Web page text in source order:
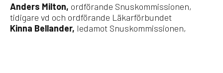
Anders Milton, ordförande Snuskommissionen,
tidigare vd och ordförande Läkarförbundet
Kinna Bellander, ledamot Snuskommissionen,